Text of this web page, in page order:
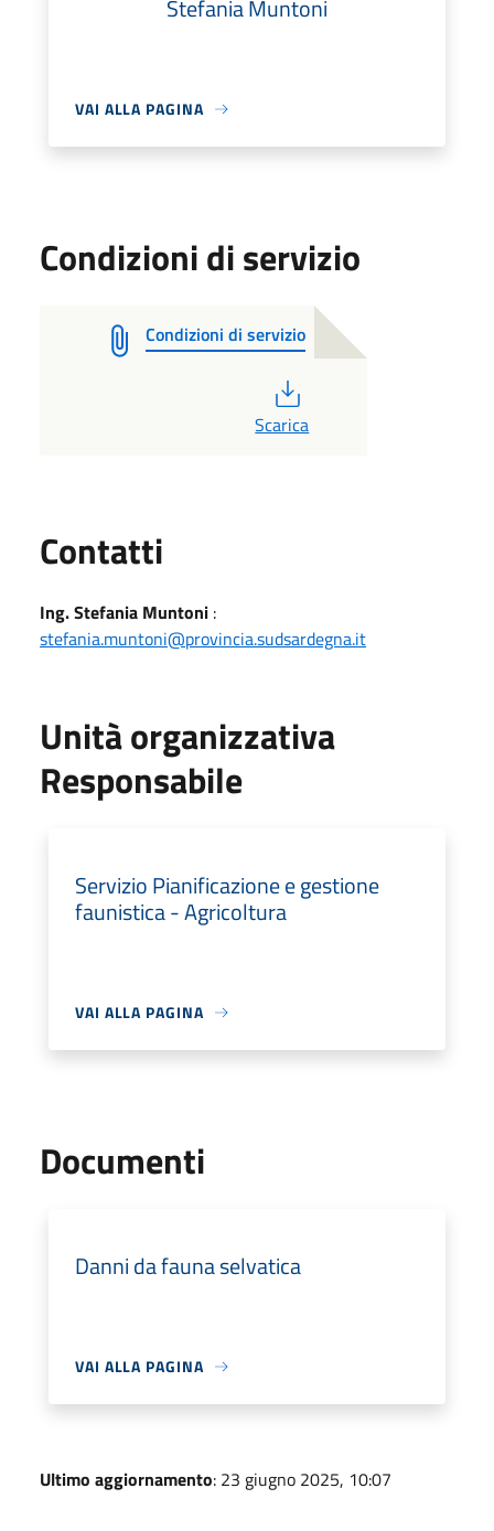
Stefania Muntoni
VAI ALLA PAGINA
Condizioni di servizio
Condizioni di servizio
Scarica
Contatti
Ing. Stefania Muntoni :
stefania.muntoni@provincia.sudsardegna.it
Unità organizzativa
Responsabile
Servizio Pianificazione e gestione
faunistica - Agricoltura
VAI ALLA PAGINA
Documenti
Danni da fauna selvatica
VAI ALLA PAGINA
Ultimo aggiornamento: 23 giugno 2025, 10:07